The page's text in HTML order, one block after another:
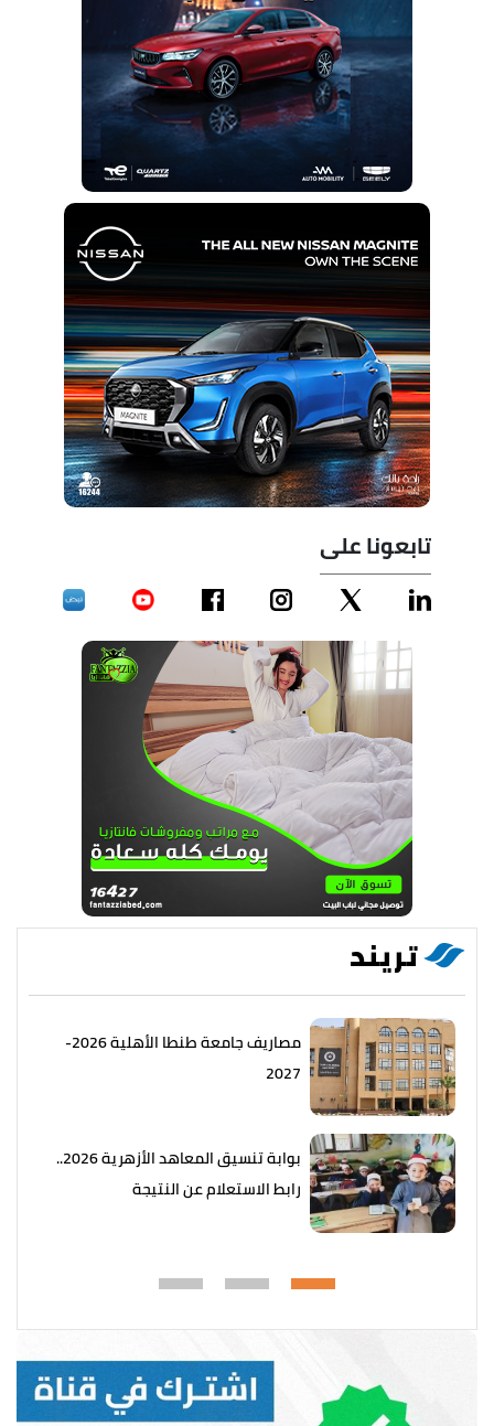
تابعونا على
تريند
مصاريف جامعة طنطا الأهلية 2026-
2027
بوابة تنسيق المعاهد الأزهرية 2026..
رابط الاستعلام عن النتيجة